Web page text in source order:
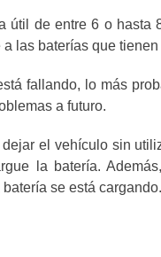
útil de entre 6 o
las baterías que
fallando, lo más
a futuro.
el vehículo sin
la batería.
se está cargando.